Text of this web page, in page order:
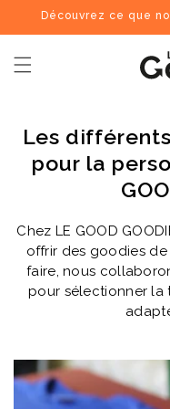
passer
au
contenu
Découvrez ce que
Recherches
gourde
Goodies
♻️
Éventail en bois
naturel 23cm
Les
pour la
Chez LE GOOD
offrir des goodies
faire, nous
pour sélectionner la